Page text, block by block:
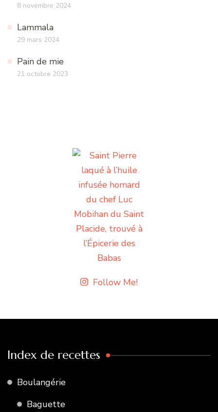
8 novembre 2024
Lammala
29 mars 2024
Pain de mie
21 octobre 2023
Follow Me!
Index de recettes
Boulangérie
Baguette